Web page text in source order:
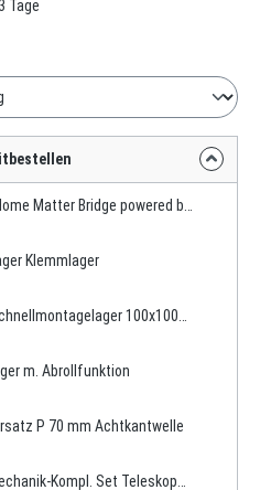
Tage
Klemmlager
m. Abrollfunktion
P 70 mm Achtkantwelle